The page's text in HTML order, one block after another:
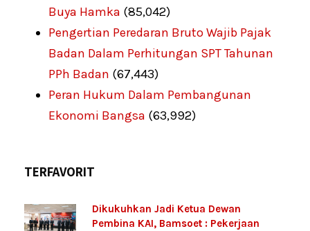
Buya Hamka (85,042)
Pengertian Peredaran Bruto Wajib Pajak
Badan Dalam Perhitungan SPT Tahunan
PPh Badan (67,443)
Peran Hukum Dalam Pembangunan
Ekonomi Bangsa (63,992)
TERFAVORIT
Dikukuhkan Jadi Ketua Dewan
Pembina KAI, Bamsoet : Pekerjaan